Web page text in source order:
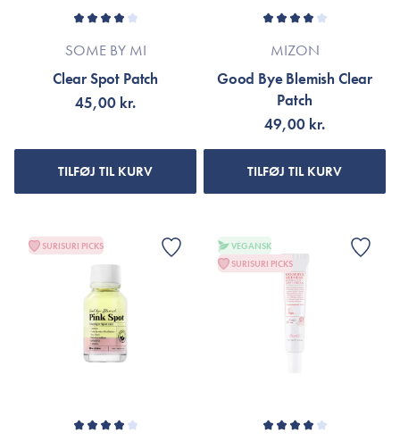
SOME BY MI
Clear Spot Patch
45,00 kr.
TILFØJ TIL KURV
MIZON
Good Bye Blemish Clear
Patch
49,00 kr.
TILFØJ TIL KURV
SURISURI PICKS
VEGANSK
SURISURI PICKS